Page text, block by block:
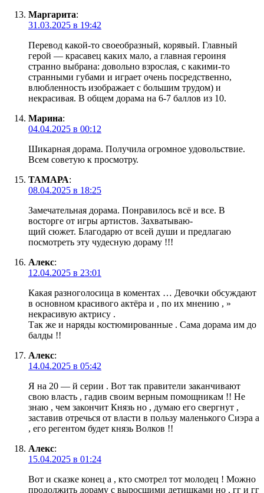
Маргарита:
31.03.2025 в 19:42
Перевод какой-то своеобразный, корявый. Главный
герой — красавец каких мало, а главная героиня
странно выбрана: довольно взрослая, с какими-то
странными губами и играет очень посредственно,
влюбленность изображает с большим трудом) и
некрасивая. В общем дорама на 6-7 баллов из 10.
Марина:
04.04.2025 в 00:12
Шикарная дорама. Получила огромное удовольствие.
Всем советую к просмотру.
ТАМАРА:
08.04.2025 в 18:25
Замечательная дорама. Понравилось всё и все. В
восторге от игры артистов. Захватываю-
щий сюжет. Благодарю от всей души и предлагаю
посмотреть эту чудесную дораму !!!
Алекс:
12.04.2025 в 23:01
Какая разноголосица в коментах … Девочки обсуждают
в основном красивого актёра и , по их мнению , »
некрасивую актрису .
Так же и наряды костюмированные . Сама дорама им до
балды !!
Алекс:
14.04.2025 в 05:42
Я на 20 — й серии . Вот так правители заканчивают
свою власть , гадив своим верным помощникам !! Не
знаю , чем закончит Князь но , думаю его свергнут ,
заставив отречься от власти в пользу маленького Сиэра а
, его регентом будет князь Волков !!
Алекс:
15.04.2025 в 01:24
Вот и сказке конец а , кто смотрел тот молодец ! Можно
продолжить дораму с выросшими детишками но , гг и гг